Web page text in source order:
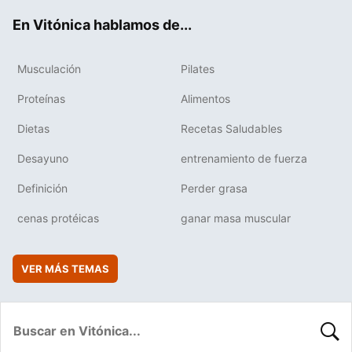
En Vitónica hablamos de...
Musculación Pilates
Proteínas Alimentos
Dietas Recetas Saludables
Desayuno entrenamiento de fuerza
Definición Perder grasa
cenas protéicas ganar masa muscular
VER MÁS TEMAS